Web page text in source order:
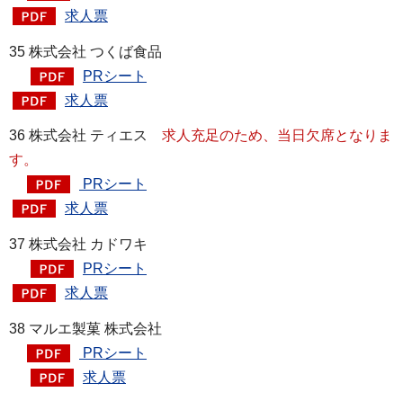
求人票
35 株式会社 つくば食品
PRシート
求人票
36 株式会社 ティエス 求人充足のため、当日欠席となりま
す。
PRシート
求人票
37 株式会社 カドワキ
PRシート
求人票
38 マルエ製菓 株式会社
PRシート
求人票